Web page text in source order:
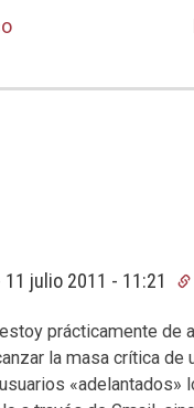
11 julio 2011 - 11:21
prácticamente
la masa crítica
«adelantados»